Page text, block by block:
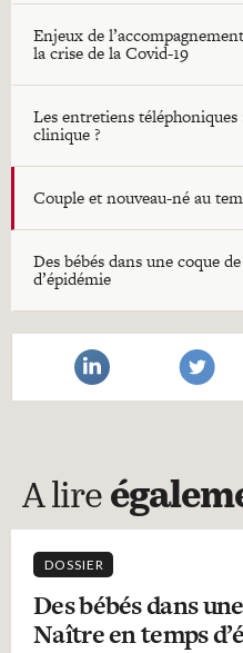
Enjeux de
la crise de la Covid-19
Les entretiens
clinique ?
Couple et nouveau-né au
Des bébés dans une coque
d’épidémie
A lire
DOSSIER
Des bébés dans
Naître en temps